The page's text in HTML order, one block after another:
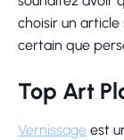
choisir un article
certain que
Top Art
Vernissage est